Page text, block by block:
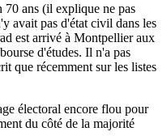
ans (il explique ne pas
avait pas d'état civil dans les
est arrivé à Montpellier aux
d'études. Il n'a pas
que récemment sur les listes
électoral encore flou pour
du côté de la majorité